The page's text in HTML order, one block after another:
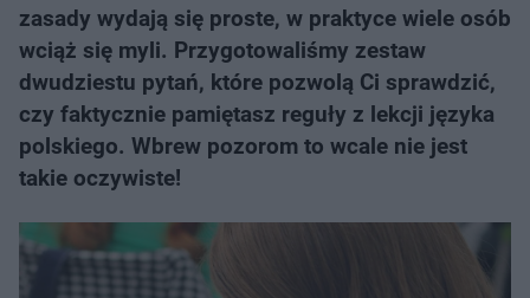
zasady wydają się proste, w praktyce wiele osób
wciąż się myli. Przygotowaliśmy zestaw
dwudziestu pytań, które pozwolą Ci sprawdzić,
czy faktycznie pamiętasz reguły z lekcji języka
polskiego. Wbrew pozorom to wcale nie jest
takie oczywiste!